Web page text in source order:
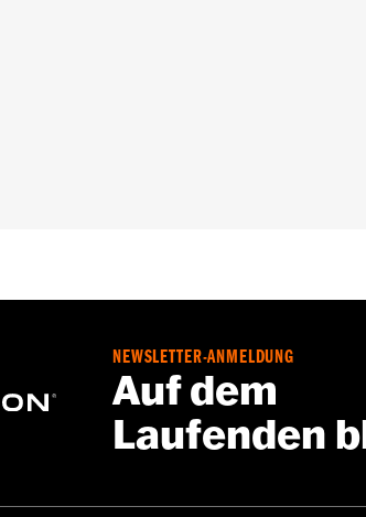
NEWSLETTER-ANMELDUNG
Auf dem
Laufenden